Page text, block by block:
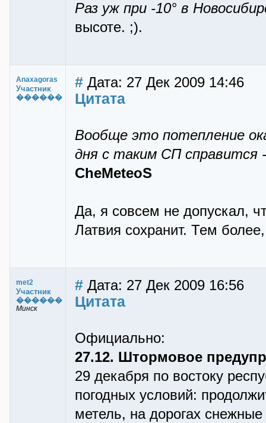
Раз уж при -10° в
высоте. ;).
Anaxagoras
Участник
������
# Дата: 27 Дек 2009 14:46
Цитата
Вообще это потепление
дня с таким СП
CheMeteoS
Да, я совсем не допускал,
Латвия сохранит. Тем
met2
Участник
������
Минск
# Дата: 27 Дек 2009 16:56
Цитата
Официально:
27.12. Штормовое
29 декабря по востоку
погодных условий:
метель, на дорогах